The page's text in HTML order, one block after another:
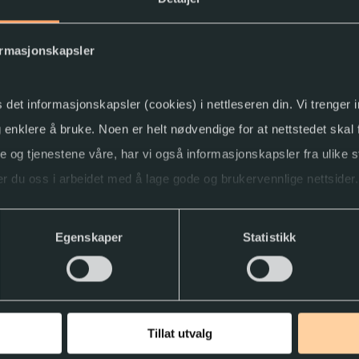
det informasjonskapsler (cookies) i nettleseren din. Vi trenger
å bruke. Noen er helt nødvendige for at nettstedet
og tjenestene våre, har vi også informasjonskapsler fra ulike
du oss i arbeidet med å lage gode og brukervennlige nettsider.
Egenskaper Statistikk
Tillat utvalg